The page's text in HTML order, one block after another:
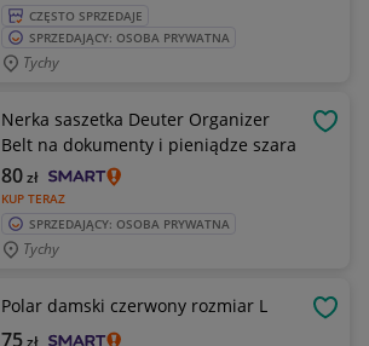
CZĘSTO SPRZEDAJE
SPRZEDAJĄCY: OSOBA PRYWATNA
Tychy
Nerka saszetka Deuter Organizer
Belt na dokumenty i pieniądze szara
KUP TERAZ
80zł
SPRZEDAJĄCY: OSOBA PRYWATNA
Tychy
Polar damski czerwony rozmiar L
75zł